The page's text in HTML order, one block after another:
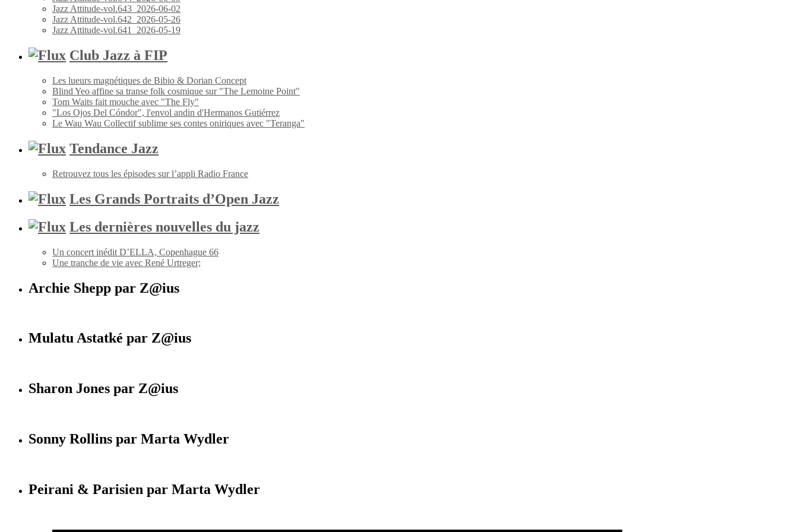
Jazz Attitude-vol.643_2026-06-02
Jazz Attitude-vol.642_2026-05-26
Jazz Attitude-vol.641_2026-05-19
Club Jazz à FIP
Les lueurs magnétiques de Bibio & Dorian Concept
Blind Yeo affine sa transe folk cosmique sur "The Lemoine Point"
Tom Waits fait mouche avec "The Fly"
"Los Ojos Del Cóndor", l'envol andin d'Hermanos Gutiérrez
Le Wau Wau Collectif sublime ses contes oniriques avec "Teranga"
Tendance Jazz
Retrouvez tous les épisodes sur l’appli Radio France
Les Grands Portraits d’Open Jazz
Les dernières nouvelles du jazz
Un concert inédit D’ELLA, Copenhague 66
Une tranche de vie avec René Urtreger;
Archie Shepp par Z@ius
Mulatu Astatké par Z@ius
Sharon Jones par Z@ius
Sonny Rollins par Marta Wydler
Peirani & Parisien par Marta Wydler